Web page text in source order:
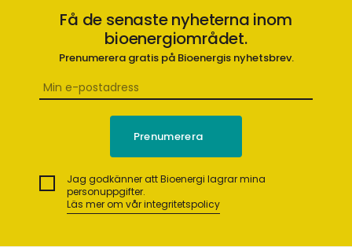
Få de senaste nyheterna inom
bioenergiområdet.
Prenumerera gratis på Bioenergis nyhetsbrev.
Jag godkänner att Bioenergi lagrar mina
personuppgifter.
Läs mer om vår integritetspolicy